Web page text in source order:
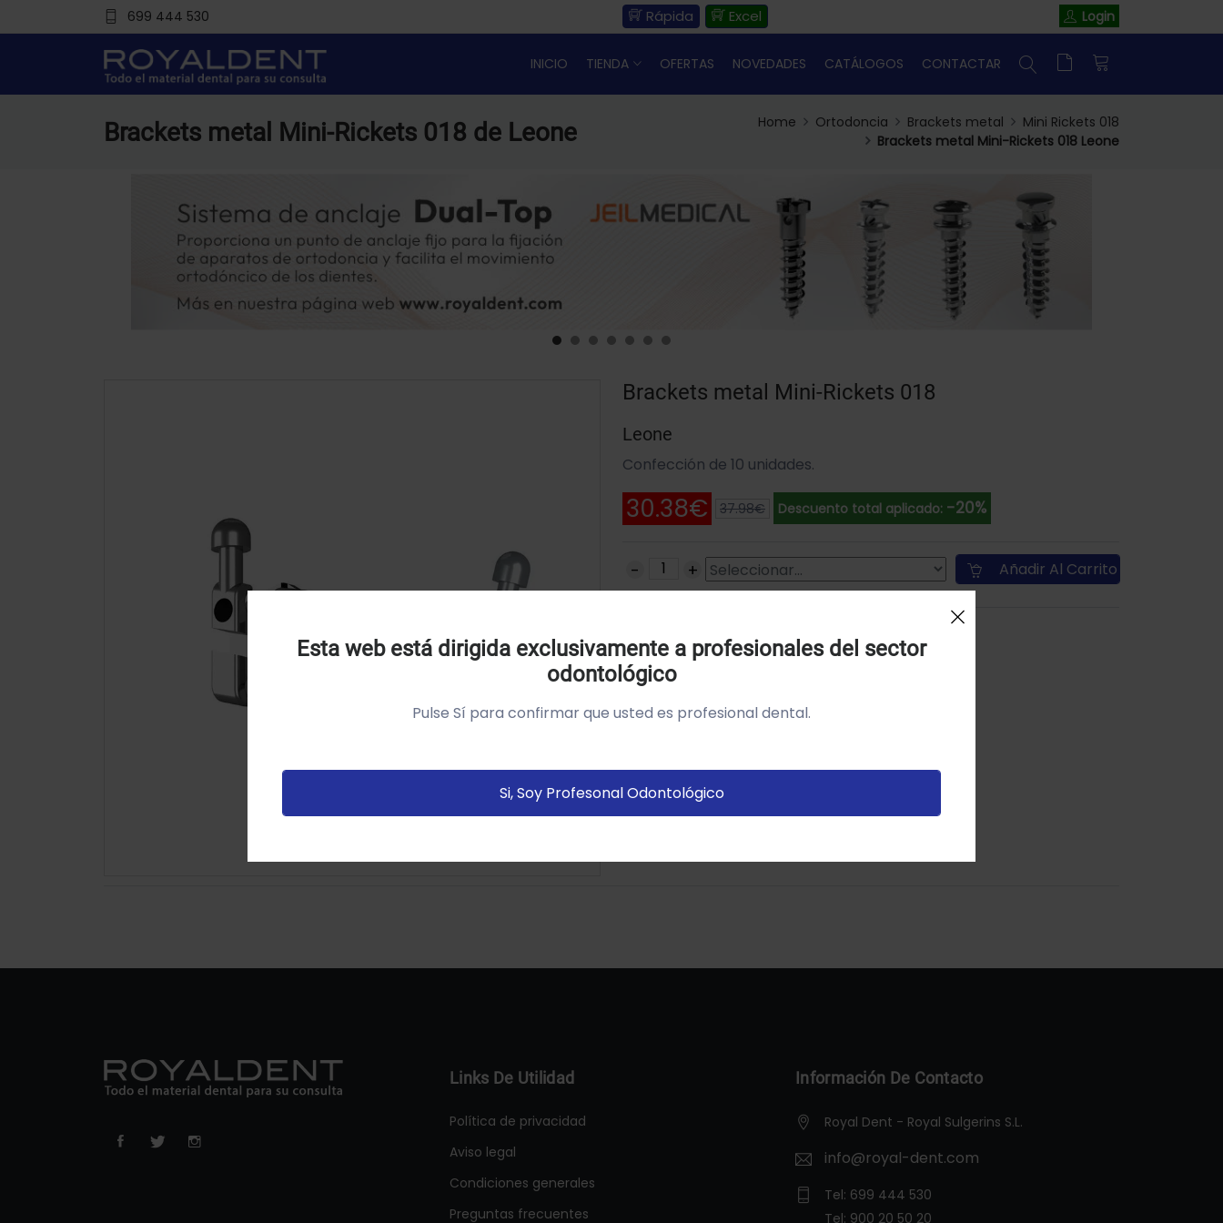
699 444 530 Rápida Excel Login
INICIO TIENDA OFERTAS NOVEDADES CATÁLOGOS CONTACTAR
Brackets metal Mini-Rickets 018 de Leone Home Ortodoncia Brackets metal
Mini Rickets 018
Brackets metal Mini-Rickets 018 Leone
Brackets metal Mini-Rickets 018
Leone
Confección de 10 unidades.
30.38€ 37.98€ Descuento total aplicado: -20%
Añadir Al Carrito
Links De Utilidad
Política de privacidad
Aviso legal
Condiciones generales
Preguntas frecuentes
Información De Contacto
Royal Dent - Royal Sulgerins S.L.
info@royal-dent.com
Tel: 699 444 530
Tel: 900 20 50 20
Utilizamos cookies própias y de terceros para analizar el
tus preferencias sobre la base de un perfil elaborado a
vistitadas).Política de cookies
Esta web está dirigida exclusivamente a profesionales del sector
odontológico
Pulse Sí para confirmar que usted es profesional dental.
Si, Soy Profesonal Odontológico